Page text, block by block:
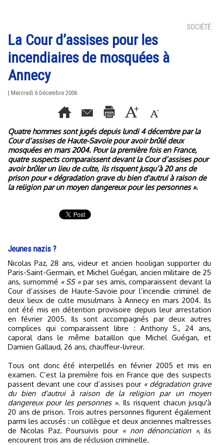
SOCIÉTÉ
La Cour d’assises pour les
incendiaires de mosquées à
Annecy
| Mercredi 6 Décembre 2006
Quatre hommes sont jugés depuis lundi 4 décembre par la
Cour d’assises de Haute-Savoie pour avoir brûlé deux
mosquées en mars 2004. Pour la première fois en France,
quatre suspects comparaissent devant la Cour d’assises pour
avoir brûler un lieu de culte, ils risquent jusqu’à 20 ans de
prison pour « dégradation grave du bien d'autrui à raison de
la religion par un moyen dangereux pour les personnes ».
Jeunes nazis ?
Nicolas Paz, 28 ans, videur et ancien hooligan supporter du
Paris-Saint-Germain, et Michel Guégan, ancien militaire de 25
ans, surnommé « SS »par ses amis, comparaissent devant la
Cour d’assises de Haute-Savoie pour l’incendie criminel de
deux lieux de culte musulmans à Annecy en mars 2004. Ils
ont été mis en détention provisoire depuis leur arrestation
en février 2005. Ils sont accompagnés par deux autres
complices qui comparaissent libre : Anthony S., 24 ans,
caporal dans le même bataillon que Michel Guégan, et
Damien Gallaud, 26 ans, chauffeur-livreur.
Tous ont donc été interpellés en février 2005 et mis en
examen. C’est la première fois en France que des suspects
passent devant une cour d’assises pour « dégradation grave
du bien d'autrui à raison de la religion par un moyen
dangereux pour les personnes ». Ils risquent chacun jusqu'à
20 ans de prison. Trois autres personnes figurent également
parmi les accusés : un collègue et deux anciennes maîtresses
de Nicolas Paz. Poursuivis pour « non dénonciation », ils
encourent trois ans de réclusion criminelle.